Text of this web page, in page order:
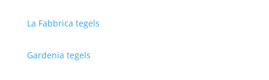
La Fabbrica tegels
Gardenia tegels